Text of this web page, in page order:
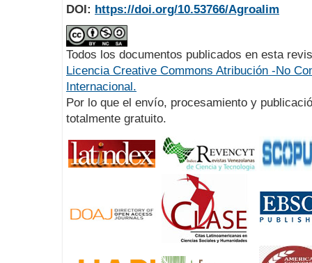
DOI: https://doi.org/10.53766/Agroalim
Todos los documentos publicados en esta
Licencia Creative Commons Atribución -No
Internacional.
Por lo que el envío, procesamiento y
totalmente gratuito.